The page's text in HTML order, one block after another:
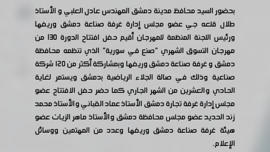
بحضور السيد محافظ مدينة دمشق المهندس عادل العلبي و الأستاذ
طلال قلعه جي عضو مجلس إدارة غرفة صناعة دمشق وريفها
ورئيس اللجنة المنظمة للمهرجان أقيم حفل افتتاح الدورة 130 من
مهرجان التسوق الشهري "صنع في سورية" الذي تنظمه محافظة
دمشق و غرفة صناعة دمشق وريفها وبمشاركة أكثر من ١٢٠ شركة
صناعية وذلك في صالة الجلاء الرياضية بدمشق ويستمر لغاية
الحادي والعشرين من الشهر الجاري كما حضر حفل الافتتاح عضو
مجلس إدارة غرفة تجارة دمشق الأستاذ عماد القباني والأستاذ محمد
زند الحديد عضو مجلس محافظة دمشق والأستاذ ماهر الزيات عضو
هيئة غرفة صناعة دمشق وريفها وعدد من المهتمين ووسائل
الإعلام.